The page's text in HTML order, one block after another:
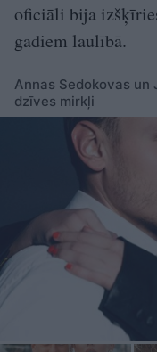
oficiāli bija
gadiem laulībā.
Annas Sedokovas
dzīves mirkļi